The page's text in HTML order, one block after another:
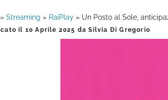
» Streaming » RaiPlay » Un Posto al Sole,
il 10 Aprile 2025 daSilvia Di Gregorio